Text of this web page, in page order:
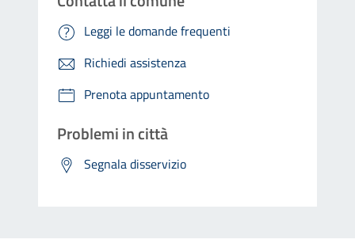
Leggi le domande frequenti
Richiedi assistenza
Prenota appuntamento
Problemi in città
Segnala disservizio